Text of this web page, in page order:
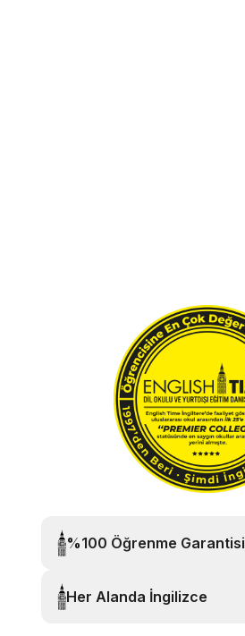
%100 Öğrenme Garantisi
Her Alanda İngilizce